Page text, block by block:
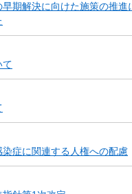
早期解決に向けた施策の推進
て
症に関連する人権への配慮